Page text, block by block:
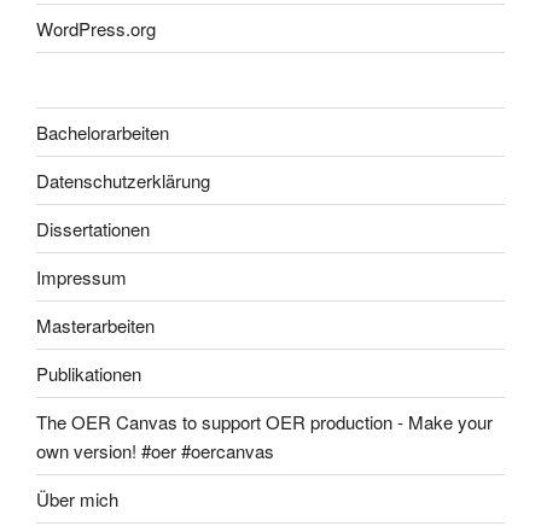
WordPress.org
Bachelorarbeiten
Datenschutzerklärung
Dissertationen
Impressum
Masterarbeiten
Publikationen
The OER Canvas to support OER production - Make your
own version! #oer #oercanvas
Über mich